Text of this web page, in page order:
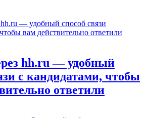
hh.ru — удобный
с кандидатами, чтобы
ответили